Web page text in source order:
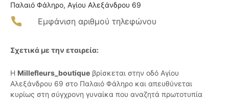
Παλαιό Φάληρο, Αγίου Αλεξάνδρου 69
Εμφάνιση αριθμού τηλεφώνου
Σχετικά με την εταιρεία:
Η Millefleurs_boutique βρίσκεται στην οδό Αγίου
Αλεξάνδρου 69 στο Παλαιό Φάληρο και απευθύνεται
κυρίως στη σύγχρονη γυναίκα που αναζητά πρωτοτυπία